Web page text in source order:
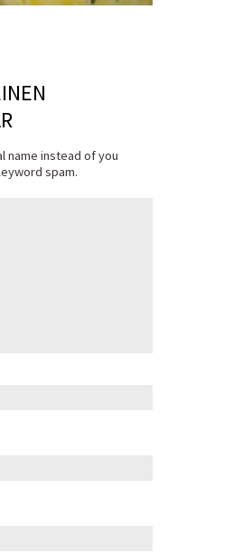
name instead of you
spam.